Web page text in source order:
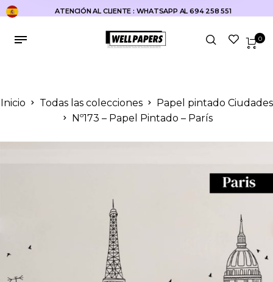
ATENCIÓN AL CLIENTE : WHATSAPP AL 694 258 551
0
Inicio Todas las colecciones
Papel pintado Ciudades
Nº173 – Papel Pintado – París